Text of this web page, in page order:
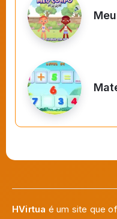
HVirtua é um site que